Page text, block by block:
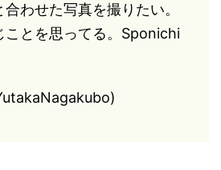
わせた写真を撮りたい。
ことを思ってる。Sponichi